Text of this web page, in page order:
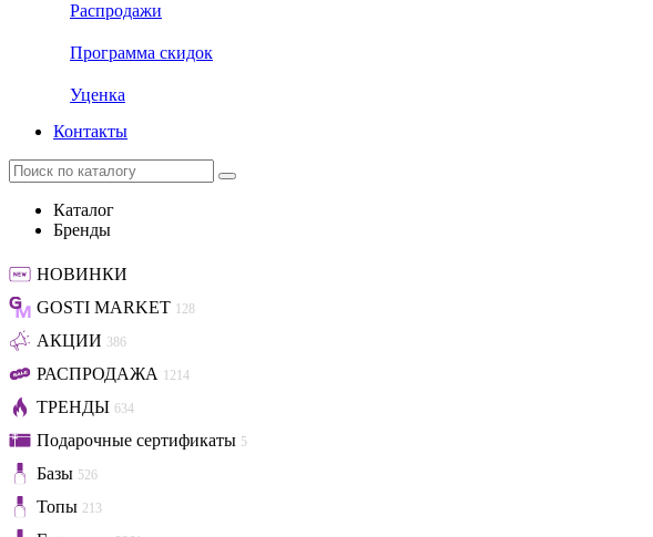
Распродажи
Программа скидок
Уценка
Контакты
Каталог
Бренды
НОВИНКИ
GOSTI MARKET 128
АКЦИИ 386
РАСПРОДАЖА 1214
ТРЕНДЫ 634
Подарочные сертификаты 5
Базы 526
Топы 213